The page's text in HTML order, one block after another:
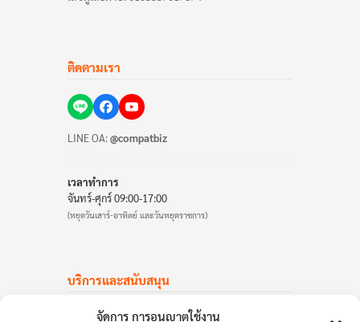
จัดการ การอนุญาตใช้งาน
ติดตามเรา
LINE OA:@compatbiz
เวลาทำการ
จันทร์-ศุกร์ 09:00-17:00
(หยุดวันเสาร์-อาทิตย์ และวันหยุดราชการ)
บริการและสนับสนุน
บัญชีลูกค้า